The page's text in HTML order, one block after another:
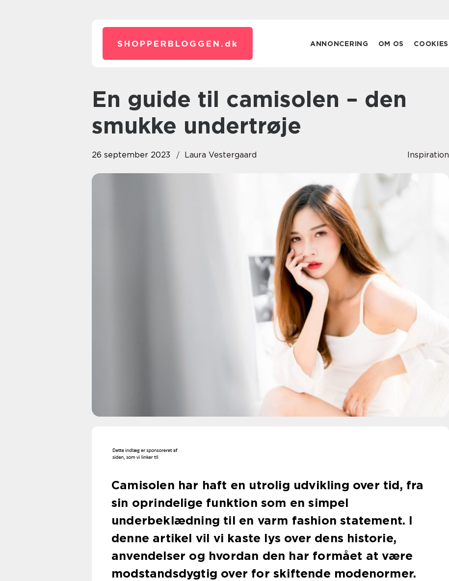
SHOPPERBLOGGEN. dk ANNONCERING OM OS COOKIES
En guide til camisolen – den
smukke undertrøje
26 september 2023 Laura Vestergaard Inspiration
Camisolen har haft en utrolig udvikling over tid, fra
sin oprindelige funktion som en simpel
underbeklædning til en varm fashion statement. I
denne artikel vil vi kaste lys over dens historie,
anvendelser og hvordan den har formået at være
modstandsdygtig over for skiftende modenormer.